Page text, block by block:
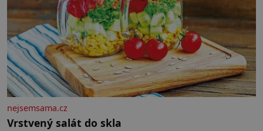
nejsemsama.cz
Vrstvený salát do skla